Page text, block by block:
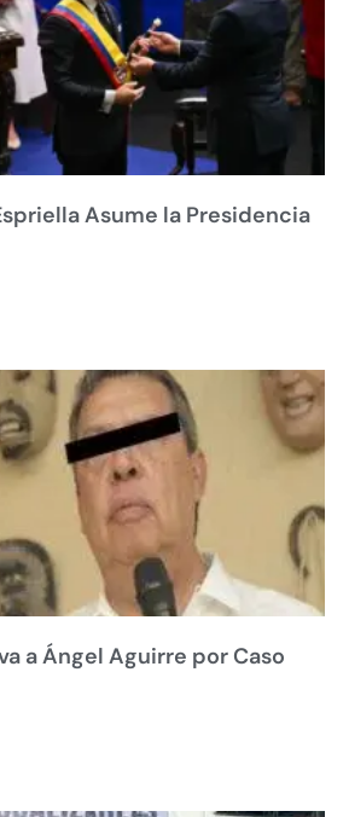
Asume la Presidencia
a Ángel Aguirre por Caso